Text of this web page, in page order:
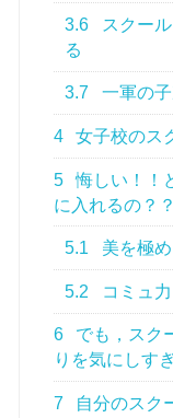
3.6
スクー
る
3.7 一軍の
4 女子校のス
5
悔しい！！
に入れるの？？
5.1 美を極
5.2 コミュ
6
でも，スク
りを気にしす
7
自分のスク